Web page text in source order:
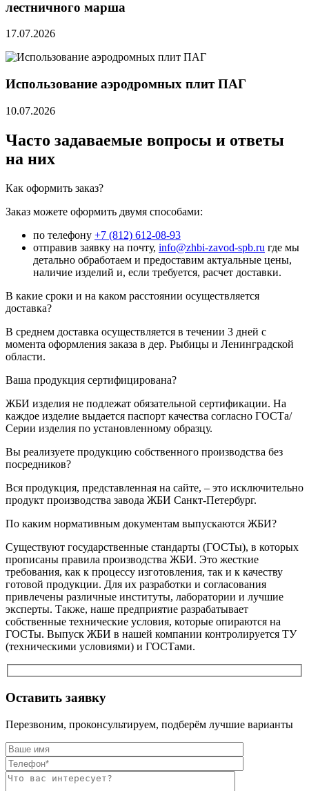
лестничного марша
17.07.2026
Использование аэродромных плит ПАГ
10.07.2026
Часто задаваемые вопросы и ответы
на них
Как оформить заказ?
Заказ можете оформить двумя способами:
по телефону +7 (812) 612-08-93
отправив заявку на почту, info@zhbi-zavod-spb.ru где мы
детально обработаем и предоставим актуальные цены,
наличие изделий и, если требуется, расчет доставки.
В какие сроки и на каком расстоянии осуществляется
доставка?
В среднем доставка осуществляется в течении 3 дней с
момента оформления заказа в дер. Рыбицы и Ленинградской
области.
Ваша продукция сертифицирована?
ЖБИ изделия не подлежат обязательной сертификации. На
каждое изделие выдается паспорт качества согласно ГОСТа/
Серии изделия по установленному образцу.
Вы реализуете продукцию собственного производства без
посредников?
Вся продукция, представленная на сайте, – это исключительно
продукт производства завода ЖБИ Санкт-Петербург.
По каким нормативным документам выпускаются ЖБИ?
Существуют государственные стандарты (ГОСТы), в которых
прописаны правила производства ЖБИ. Это жесткие
требования, как к процессу изготовления, так и к качеству
готовой продукции. Для их разработки и согласования
привлечены различные институты, лаборатории и лучшие
эксперты. Также, наше предприятие разрабатывает
собственные технические условия, которые опираются на
ГОСТы. Выпуск ЖБИ в нашей компании контролируется ТУ
(техническими условиями) и ГОСТами.
Оставить заявку
Перезвоним, проконсультируем, подберём лучшие варианты